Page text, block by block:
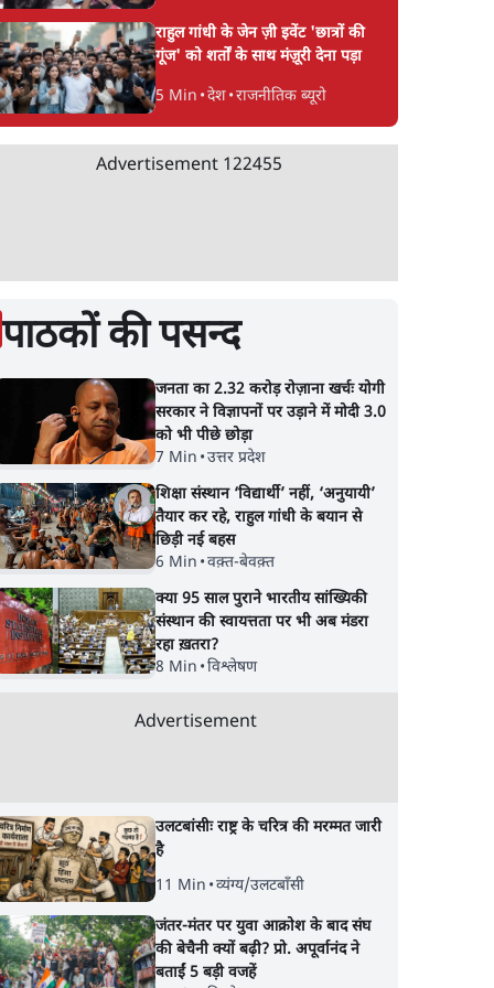
राहुल गांधी के जेन ज़ी इवेंट 'छात्रों की
गूंज' को शर्तों के साथ मंज़ूरी देना पड़ा
5 Min •देश•राजनीतिक ब्यूरो
Advertisement 122455
पाठकों की पसन्द
जनता का 2.32 करोड़ रोज़ाना खर्चः योगी
सरकार ने विज्ञापनों पर उड़ाने में मोदी 3.0
को भी पीछे छोड़ा
7 Min •उत्तर प्रदेश
शिक्षा संस्थान ‘विद्यार्थी’ नहीं, ‘अनुयायी’
तैयार कर रहे, राहुल गांधी के बयान से
छिड़ी नई बहस
6 Min •वक़्त-बेवक़्त
क्या 95 साल पुराने भारतीय सांख्यिकी
संस्थान की स्वायत्तता पर भी अब मंडरा
रहा ख़तरा?
8 Min •विश्लेषण
Advertisement
उलटबांसीः राष्ट्र के चरित्र की मरम्मत जारी
है
11 Min •व्यंग्य/उलटबाँसी
जंतर-मंतर पर युवा आक्रोश के बाद संघ
की बेचैनी क्यों बढ़ी? प्रो. अपूर्वानंद ने
बताईं 5 बड़ी वजहें